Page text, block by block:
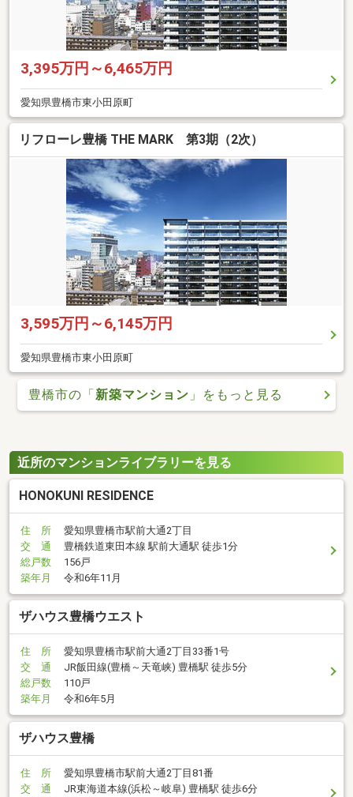
3,395万円～6,465万円
愛知県豊橋市東小田原町
リフローレ豊橋 THE MARK 第3期（2次）
3,595万円～6,145万円
愛知県豊橋市東小田原町
豊橋市の「新築マンション 」をもっと見る
近所のマンションライブラリーを見る
HONOKUNI RESIDENCE
住 所
愛知県豊橋市駅前大通2丁目
交 通
豊橋鉄道東田本線 駅前大通駅 徒歩1分
総戸数
156戸
築年月
令和6年11月
ザハウス豊橋ウエスト
住 所
愛知県豊橋市駅前大通2丁目33番1号
交 通
JR飯田線(豊橋～天竜峡) 豊橋駅 徒歩5分
総戸数
110戸
築年月
令和6年5月
ザハウス豊橋
住 所
愛知県豊橋市駅前大通2丁目81番
交 通
JR東海道本線(浜松～岐阜) 豊橋駅 徒歩6分